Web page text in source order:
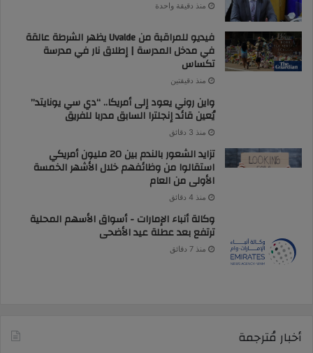
منذ دقيقة واحدة
فيديو للمراقبة من Uvalde يظهر الشرطة عالقة
في مدخل المدرسة | إطلاق نار في مدرسة
تكساس
منذ دقيقتين
واين روني يعود إلى أمريكا.. “دي سي يونايتد”
يُعين قائد إنجلترا السابق مدربا للفريق
منذ 3 دقائق
تزايد الشعور بالندم بين 20 مليون أمريكي
استقالوا من وظائفهم خلال الأشهر الخمسة
الأولى من العام
منذ 4 دقائق
وكالة أنباء الإمارات - أسواق الأسهم المحلية
ترتفع بعد عطلة عيد الأضحى
منذ 7 دقائق
أخبار مُترجمة